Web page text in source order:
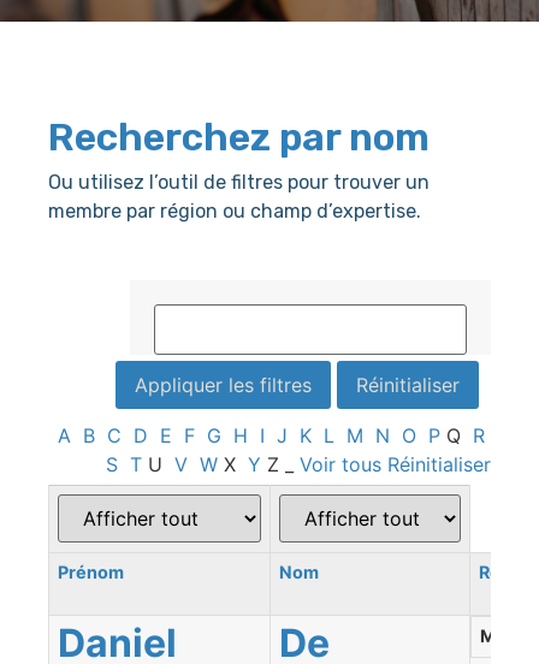
Recherchez par nom
Ou utilisez l’outil de filtres pour trouver un
membre par région ou champ d’expertise.
A B C D E F G H I J K L M N O P Q R
S T U V W X Y Z Voir tous Réinitialiser
Prénom Nom Region
Daniel
De